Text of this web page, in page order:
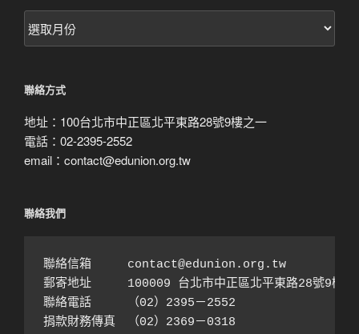
按
月
聯絡方式
地址：100台北市中正區北平東路28號9樓之一
電話：02-2395-2552
email：contact@edunion.org.tw
聯絡我們
聯絡信箱　　　contact@edunion.org.tw
郵寄地址　　　100009 台北市中正區北平東路28號9樓之
聯絡電話　　　（02）2395－2552
捐款財務傳真　（02）2369－0318